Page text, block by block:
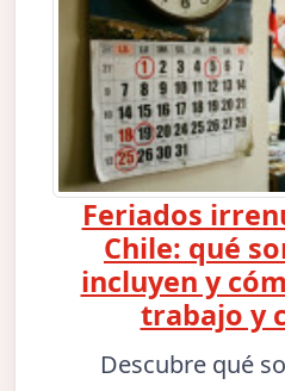
Feriados
Chile: qué
incluyen y
trabajo y
Descubre qué